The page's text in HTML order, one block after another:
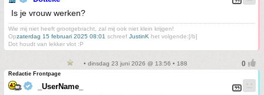
Is je vrouw werken?
Wie mij niet heeft grootgebracht, zal mij ook niet klein krijgen!
Opzaterdag 15 februari 2025 08:01 schreef JustinK het volgende:[/b]
Dot houdt van lekker vlot :P
• dinsdag 23 juni 2026 @ 13:56 • 188
Redactie Frontpage
_UserName_